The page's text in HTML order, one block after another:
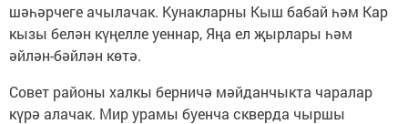
шәһәрчеге ачылачак. Кунакларны Кыш бабай һәм Кар
кызы белән күңелле уеннар, Яңа ел җырлары һәм
әйлән-бәйлән көтә.
Совет районы халкы берничә мәйданчыкта чаралар
күрә алачак. Мир урамы буенча скверда чыршы